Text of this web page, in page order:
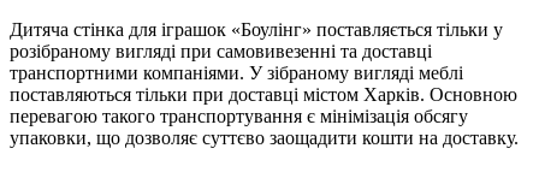
Дитяча стінка для іграшок «Боулінг» поставляється тільки у
розібраному вигляді при самовивезенні та доставці
транспортними компаніями. У зібраному вигляді меблі
поставляються тільки при доставці містом Харків. Основною
перевагою такого транспортування є мінімізація обсягу
упаковки, що дозволяє суттєво заощадити кошти на доставку.